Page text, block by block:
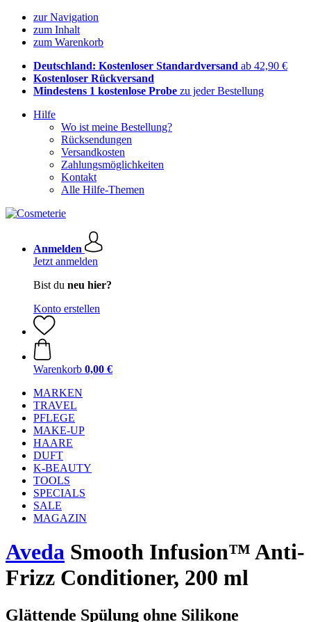
zur Navigation
zum Inhalt
zum Warenkorb
Deutschland: Kostenloser Standardversand ab 42,90 €
Kostenloser Rückversand
Mindestens 1 kostenlose Probe zu jeder Bestellung
Hilfe
Wo ist meine Bestellung?
Rücksendungen
Versandkosten
Zahlungsmöglichkeiten
Kontakt
Alle Hilfe-Themen
Anmelden
Jetzt anmelden
Bist du neu hier?
Konto erstellen
Warenkorb 0,00 €
MARKEN
TRAVEL
PFLEGE
MAKE-UP
HAARE
DUFT
K-BEAUTY
TOOLS
SPECIALS
SALE
MAGAZIN
Aveda Smooth Infusion™ Anti-
Frizz Conditioner, 200 ml
Glättende Spülung ohne Silikone